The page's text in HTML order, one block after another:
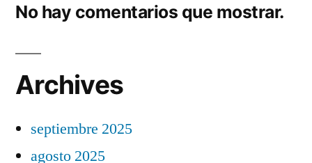
No hay comentarios que mostrar.
Archives
septiembre 2025
agosto 2025